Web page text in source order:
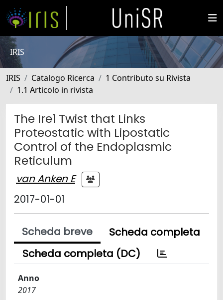
IRIS
IRIS Catalogo Ricerca
1 Contributo su Rivista
1.1 Articolo in rivista
The Ire1 Twist that Links
Proteostatic with Lipostatic
Control of the Endoplasmic
Reticulum
van Anken E
2017-01-01
Scheda breve
Scheda completa
Scheda completa (DC)
Anno
2017